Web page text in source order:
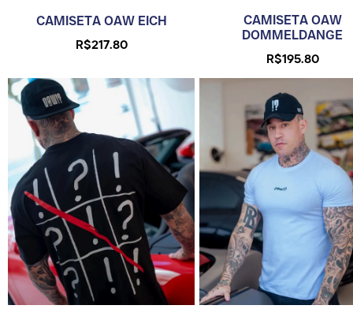
CAMISETA OAW EICH
R$217.80
CAMISETA OAW
DOMMELDANGE
R$195.80